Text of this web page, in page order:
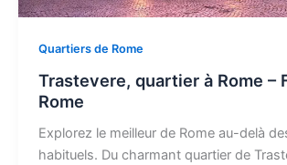
Quartiers de Rome
Trastevere, quartier à Rome –
Rome
Explorez le meilleur de Rome au-delà
habituels. Du charmant quartier de